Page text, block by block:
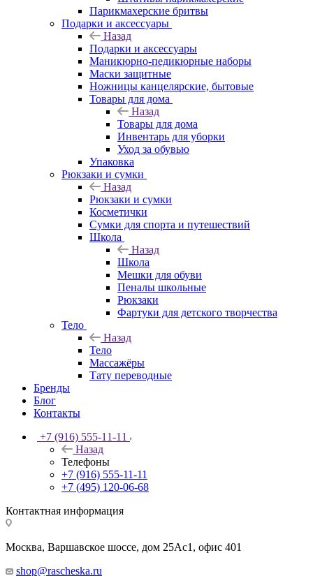
Парикмахерские бритвы
Подарки и аксессуары
Назад
Подарки и аксессуары
Маникюрно-педикюрные наборы
Маски защитные
Ножницы канцелярские, бытовые
Товары для дома
Назад
Товары для дома
Инвентарь для уборки
Уход за обувью
Упаковка
Рюкзаки и сумки
Назад
Рюкзаки и сумки
Косметички
Сумки для спорта и путешествий
Школа
Назад
Школа
Мешки для обуви
Пеналы школьные
Рюкзаки
Фартуки для детского творчества
Тело
Назад
Тело
Массажёры
Тату переводные
Бренды
Блог
Контакты
+7 (916) 555-11-11
Назад
Телефоны
+7 (916) 555-11-11
+7 (495) 120-06-68
Контактная информация
Москва, Варшавское шоссе, дом 25Аc1, офис 401
shop@rascheska.ru